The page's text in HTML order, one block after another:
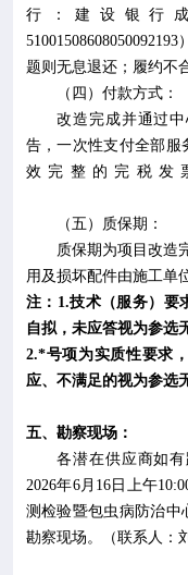
行：建设银行
51001508608050092193
题则无息退还；履约不
（四） 付款方式：
改造完成并通过
告，一次性支付全部服
效完整的完税发
（五）质保期：
质保期为项目改造
用及损坏配件由施工单
注： 1.技术（服务）要
自拟，未应答视为参选
2.*号项为实质性要求
应、不满足的视为参选
五、 勘察现场：
各潜在供应商如
2026年6月 16日上午
测检验暨包虫病防治中
勘察现场。（联系人：